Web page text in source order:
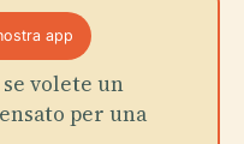
app
volete un
per una